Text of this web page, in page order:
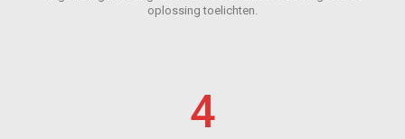
oplossing toelichten.
4